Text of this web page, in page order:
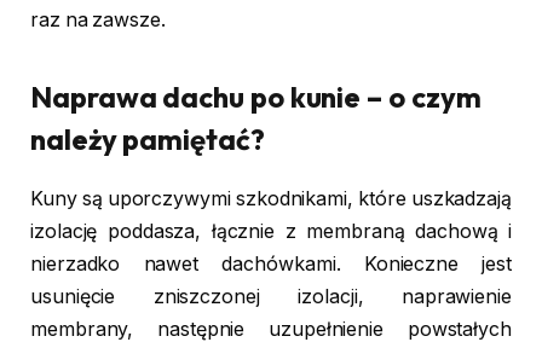
raz na zawsze.
Naprawa dachu po kunie – o czym
należy pamiętać?
Kuny są uporczywymi szkodnikami, które uszkadzają
izolację poddasza, łącznie z membraną dachową i
nierzadko nawet dachówkami. Konieczne jest
usunięcie zniszczonej izolacji, naprawienie
membrany, następnie uzupełnienie powstałych